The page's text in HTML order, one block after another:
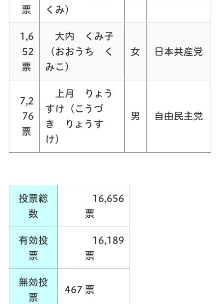
票
くみ）
1,6
52
票
大内 くみ子
（おおうち く
みこ）
女 日本共産党
7,2
76
票
上月 りょう
すけ（こうづ
き りょうす
け）
男 自由民主党
投票総
数
16,656
票
有効投
票
16,189
票
無効投
票
467 票